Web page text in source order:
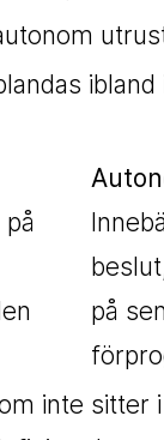
på
inte sitter